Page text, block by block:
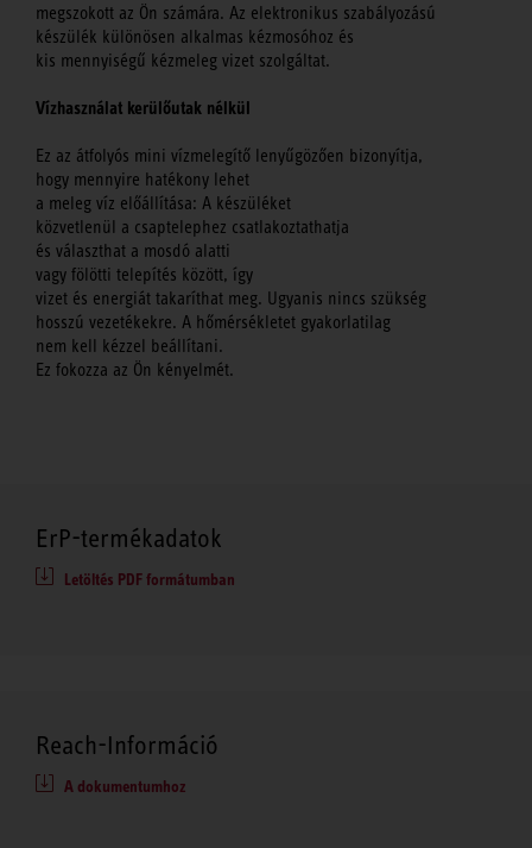
megszokott az Ön számára. Az elektronikus szabályozású
készülék különösen alkalmas kézmosóhoz és
kis mennyiségű kézmeleg vizet szolgáltat.
Vízhasználat kerülőutak nélkül
Ez az átfolyós mini vízmelegítő lenyűgözően bizonyítja,
hogy mennyire hatékony lehet
a meleg víz előállítása: A készüléket
közvetlenül a csaptelephez csatlakoztathatja
és választhat a mosdó alatti
vagy fölötti telepítés között, így
vizet és energiát takaríthat meg. Ugyanis nincs szükség
hosszú vezetékekre. A hőmérsékletet gyakorlatilag
nem kell kézzel beállítani.
Ez fokozza az Ön kényelmét.
ErP-termékadatok
Letöltés PDF formátumban
Reach-Információ
A dokumentumhoz